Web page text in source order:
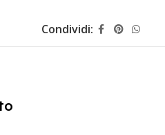
Condividi: